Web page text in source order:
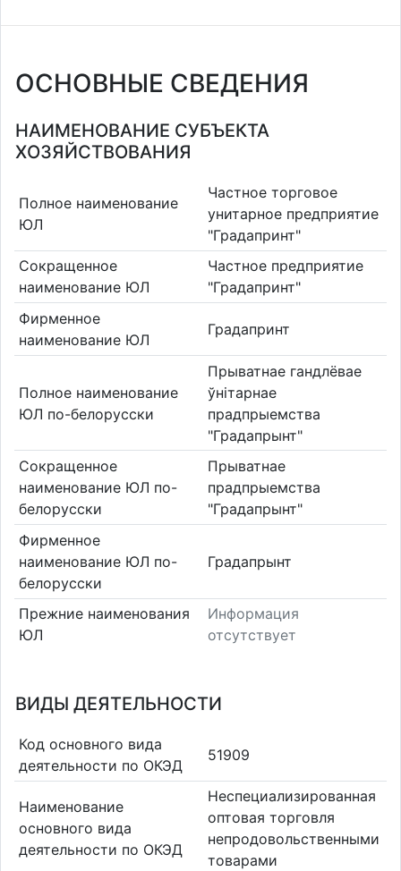
ОСНОВНЫЕ СВЕДЕНИЯ
НАИМЕНОВАНИЕ СУБЪЕКТА
ХОЗЯЙСТВОВАНИЯ
Полное наименование
ЮЛ
Частное торговое
унитарное предприятие
"Градапринт"
Сокращенное
наименование ЮЛ
Частное предприятие
"Градапринт"
Фирменное
наименование ЮЛ
Градапринт
Полное наименование
ЮЛ по-белорусски
Прыватнае гандлёвае
ўнітарнае
прадпрыемства
"Градапрынт"
Сокращенное
наименование ЮЛ по-
белорусски
Прыватнае
прадпрыемства
"Градапрынт"
Фирменное
наименование ЮЛ по-
белорусски
Градапрынт
Прежние наименования
ЮЛ
Информация
отсутствует
ВИДЫ ДЕЯТЕЛЬНОСТИ
Код основного вида
деятельности по ОКЭД
51909
Наименование
основного вида
деятельности по ОКЭД
Неспециализированная
оптовая торговля
непродовольственными
товарами